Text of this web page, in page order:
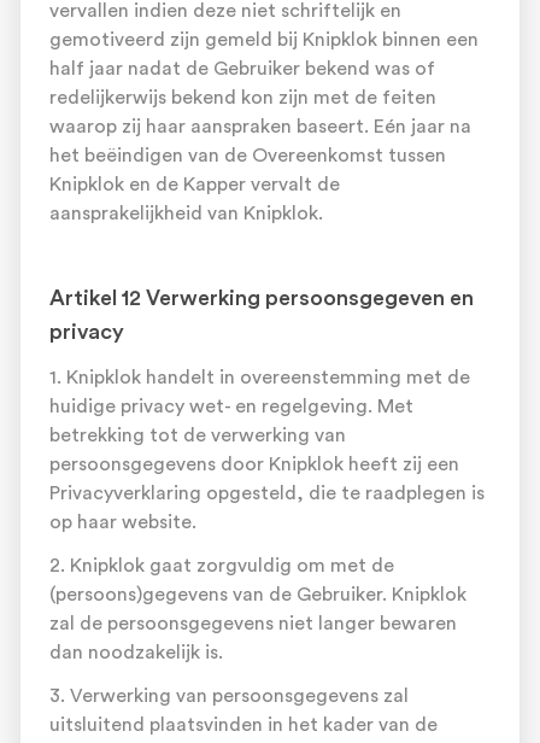
vervallen indien deze niet schriftelijk en
gemotiveerd zijn gemeld bij Knipklok binnen een
half jaar nadat de Gebruiker bekend was of
redelijkerwijs bekend kon zijn met de feiten
waarop zij haar aanspraken baseert. Eén jaar na
het beëindigen van de Overeenkomst tussen
Knipklok en de Kapper vervalt de
aansprakelijkheid van Knipklok.
Artikel 12 Verwerking persoonsgegeven en
privacy
1. Knipklok handelt in overeenstemming met de
huidige privacy wet- en regelgeving. Met
betrekking tot de verwerking van
persoonsgegevens door Knipklok heeft zij een
Privacyverklaring opgesteld, die te raadplegen is
op haar website.
2. Knipklok gaat zorgvuldig om met de
(persoons)gegevens van de Gebruiker. Knipklok
zal de persoonsgegevens niet langer bewaren
dan noodzakelijk is.
3. Verwerking van persoonsgegevens zal
uitsluitend plaatsvinden in het kader van de